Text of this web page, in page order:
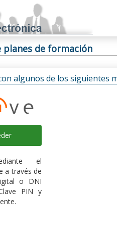
planes de formación
algunos de los siguientes
el
a través de
o DNI
PIN y